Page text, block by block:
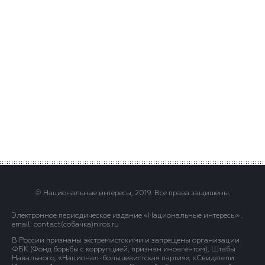
© Национальные интересы, 2019. Все права защищены.
Электронное периодическое издание «Национальные интересы» .
email: contact(сoбaчка)niros.ru
В России признаны экстремистскими и запрещены организации
ФБК (Фонд борьбы с коррупцией, признан иноагентом), Штабы
Навального, «Национал-большевистская партия», «Свидетели